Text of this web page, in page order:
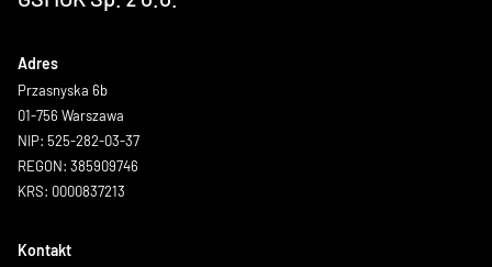
Adres
Przasnyska 6b
01-756 Warszawa
NIP: 525-282-03-37
REGON: 385909746
KRS: 0000837213
Kontakt